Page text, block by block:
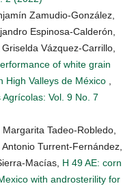
Zamudio-González,
Espinosa-Calderón,
Vázquez-Carrillo,
of white grain
High Valleys de México
Vol. 9 No. 7
Tadeo-Robledo,
Turrent-Fernández,
Macías, H 49 AE: corn
with androsterility for